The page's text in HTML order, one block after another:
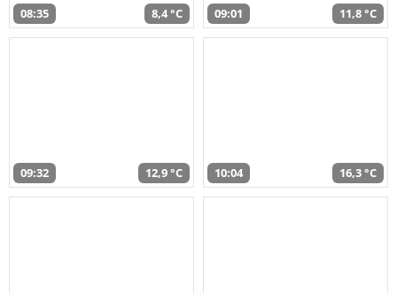
08:35 8,4 °C 09:01 11,8 °C
09:32 12,9 °C 10:04 16,3 °C